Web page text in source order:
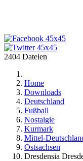
2404 Dateien
Home
Downloads
Deutschland
Fußball
Nostalgie
Kurmark
Mittel-
Ostsachsen
Dresdensia